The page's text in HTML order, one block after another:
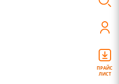
ПРАЙС
ЛИСТ